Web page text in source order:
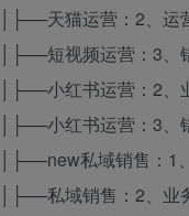
││├──天猫运营：2、
││├──短视频运营：3、
││├──小红书运营：2、
││├──小红书运营：3、
││├──new私域销售：1
││├──私域销售：2、